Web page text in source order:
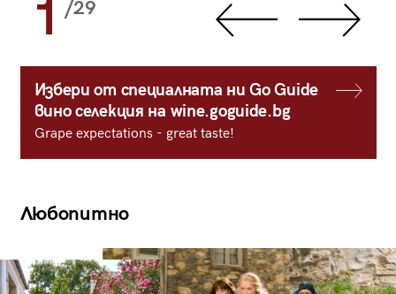
1 /29
Избери от специалната ни Go Guide
вино селекция на wine.goguide.bg
Grape expectations - great taste!
Любопитно